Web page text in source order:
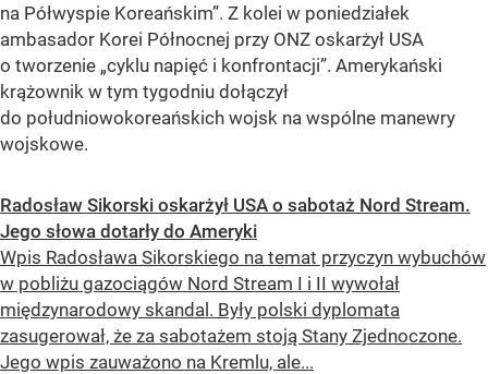
na Półwyspie Koreańskim”. Z kolei w poniedziałek
ambasador Korei Północnej przy ONZ oskarżył USA
o tworzenie „cyklu napięć i konfrontacji”. Amerykański
krążownik w tym tygodniu dołączył
do południowokoreańskich wojsk na wspólne manewry
wojskowe.
Radosław Sikorski oskarżył USA o sabotaż Nord Stream.
Jego słowa dotarły do Ameryki
Wpis Radosława Sikorskiego na temat przyczyn wybuchów
w pobliżu gazociągów Nord Stream I i II wywołał
międzynarodowy skandal. Były polski dyplomata
zasugerował, że za sabotażem stoją Stany Zjednoczone.
Jego wpis zauważono na Kremlu, ale...